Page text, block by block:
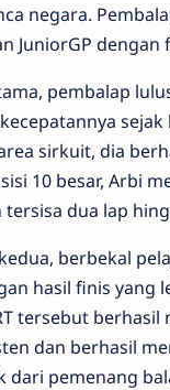
negara.
JuniorGP
pembalap
sirkuit, dia
10 besar, Arbi
dua lap
berbekal
hasil finis yang
tersebut
dan berhasil
dari pemenang